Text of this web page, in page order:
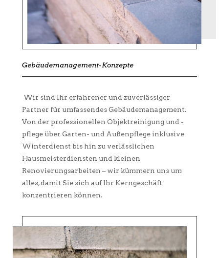
Gebäudemanagement-Konzepte
Wir sind Ihr erfahrener und zuverlässiger
Partner für umfassendes Gebäudemanagement.
Von der professionellen Objektreinigung und -
pflege über Garten- und Außenpflege inklusive
Winterdienst bis hin zu verlässlichen
Hausmeisterdiensten und kleinen
Renovierungsarbeiten – wir kümmern uns um
alles, damit Sie sich auf Ihr Kerngeschäft
konzentrieren können.